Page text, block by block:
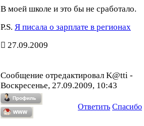
В моей школе и это бы не сработало.
P.S. Я писала о зарплате в регионах
27.09.2009
Сообщение отредактировал K@tti -
Воскресенье, 27.09.2009, 10:43
Ответить Спасибо